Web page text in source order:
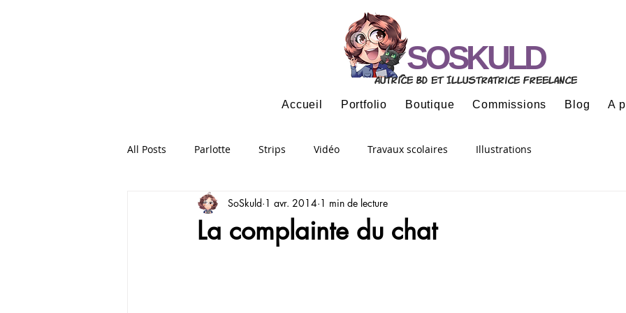
SOSKULD
Autrice BD et Illustratrice freelance
Accueil Portfolio Boutique Commissions Blog A
All Posts Parlotte Strips Vidéo Travaux scolaires Illustrations
La complainte du chat
SoSkuld 1 avr. 2014 1 min de lecture